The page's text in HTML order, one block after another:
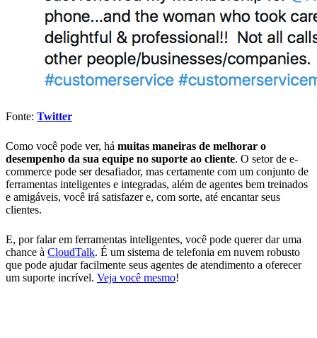
Fonte: Twitter
Como você pode ver, há muitas maneiras de melhorar o
desempenho da sua equipe no suporte ao cliente. O setor de e-
commerce pode ser desafiador, mas certamente com um conjunto de
ferramentas inteligentes e integradas, além de agentes bem treinados
e amigáveis, você irá satisfazer e, com sorte, até encantar seus
clientes.
E, por falar em ferramentas inteligentes, você pode querer dar uma
chance à CloudTalk. É um sistema de telefonia em nuvem robusto
que pode ajudar facilmente seus agentes de atendimento a oferecer
um suporte incrível. Veja você mesmo!